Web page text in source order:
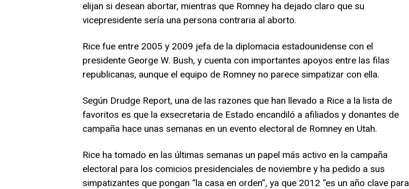
elijan si desean abortar, mientras que Romney ha dejado claro que su
vicepresidente sería una persona contraria al aborto.
Rice fue entre 2005 y 2009 jefa de la diplomacia estadounidense con el
presidente George W. Bush, y cuenta con importantes apoyos entre las filas
republicanas, aunque el equipo de Romney no parece simpatizar con ella.
Según Drudge Report, una de las razones que han llevado a Rice a la lista de
favoritos es que la exsecretaria de Estado encandiló a afiliados y donantes de
campaña hace unas semanas en un evento electoral de Romney en Utah.
Rice ha tomado en las últimas semanas un papel más activo en la campaña
electoral para los comicios presidenciales de noviembre y ha pedido a sus
simpatizantes que pongan “la casa en orden”, ya que 2012 “es un año clave para